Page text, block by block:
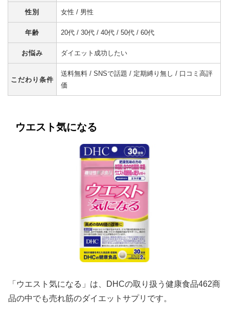
性別 女性 / 男性
年齢 20代 / 30代 / 40代 / 50代 / 60代
お悩み ダイエット成功したい
こだわり条件
送料無料 / SNSで話題 / 定期縛り無し / 口コミ高評
価
ウエスト気になる
「ウエスト気になる」は、DHCの取り扱う健康食品462商
品の中でも売れ筋のダイエットサプリです。